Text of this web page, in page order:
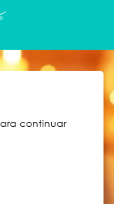
continuar